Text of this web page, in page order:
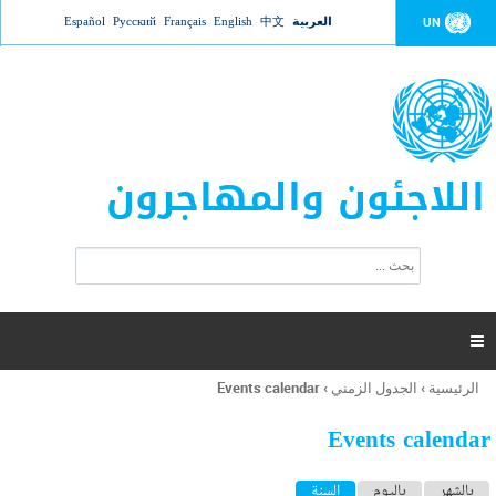
Jump to navigation UN العربية 中文
English
Français
Русский
Español
اللاجئون والمهاجرون
ت
ر
ل
ح
ب

أنت
هنا
الرئيسية › الجدول الزمني ›
Events calendar
Events calendar